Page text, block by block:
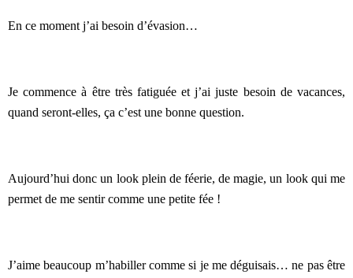
En ce moment j’ai besoin d’évasion…
Je commence à être très fatiguée et j’ai juste besoin de vacances,
quand seront-elles, ça c’est une bonne question.
Aujourd’hui donc un look plein de féerie, de magie, un look qui me
permet de me sentir comme une petite fée !
J’aime beaucoup m’habiller comme si je me déguisais… ne pas être